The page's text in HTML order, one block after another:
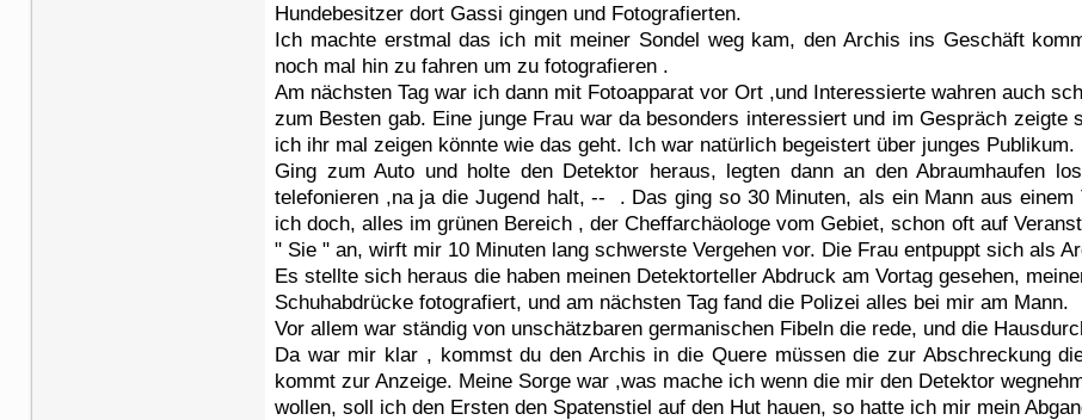
Hundebesitzer dort Gassi gingen und Fotografierten.
Ich machte erstmal das ich mit meiner Sondel weg kam, den Archis ins Geschäft
noch mal hin zu fahren um zu fotografieren .
Am nächsten Tag war ich dann mit Fotoapparat vor Ort ,und Interessierte wahren auch
zum Besten gab. Eine junge Frau war da besonders interessiert und im Gespräch
ich ihr mal zeigen könnte wie das geht. Ich war natürlich begeistert über junges Publikum.
Ging zum Auto und holte den Detektor heraus, legten dann an den Abraumhaufen
telefonieren ,na ja die Jugend halt, -- . Das ging so 30 Minuten, als ein Mann aus
ich doch, alles im grünen Bereich , der Cheffarchäologe vom Gebiet, schon oft auf
" Sie " an, wirft mir 10 Minuten lang schwerste Vergehen vor. Die Frau entpuppt sich als
Es stellte sich heraus die haben meinen Detektorteller Abdruck am Vortag gesehen,
Schuhabdrücke fotografiert, und am nächsten Tag fand die Polizei alles bei mir am Mann.
Vor allem war ständig von unschätzbaren germanischen Fibeln die rede, und die
Da war mir klar , kommst du den Archis in die Quere müssen die zur Abschreckung
kommt zur Anzeige. Meine Sorge war ,was mache ich wenn die mir den Detektor
wollen, soll ich den Ersten den Spatenstiel auf den Hut hauen, so hatte ich mir mein